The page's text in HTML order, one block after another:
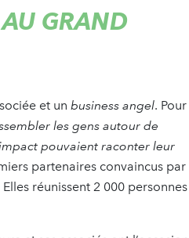
GRAND
et un business angel. Pour
les gens autour de
pouvaient raconter leur
partenaires convaincus par
Elles réunissent 2 000 personnes